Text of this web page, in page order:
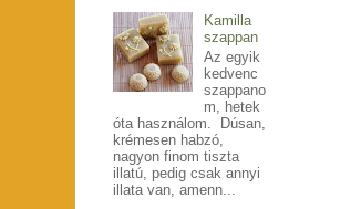
Kamilla
szappan
Az egyik
kedvenc
szappano
m, hetek
óta használom. Dúsan,
krémesen habzó,
nagyon finom tiszta
illatú, pedig csak annyi
illata van, amenn...